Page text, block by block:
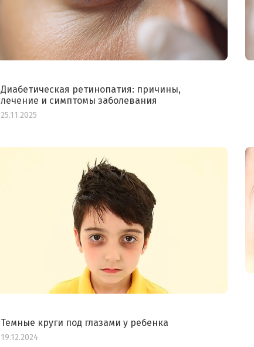
Диабетическая ретинопатия: причины,
лечение и симптомы заболевания
25.11.2025
Темные круги под глазами у ребенка
19.12.2024
Я согласен на обработку моих персональных данных